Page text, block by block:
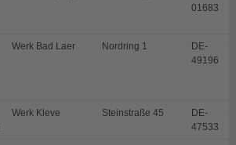
01683
Werk Bad Laer Nordring 1
DE-
49196
Werk Kleve Steinstraße 45
DE-
47533